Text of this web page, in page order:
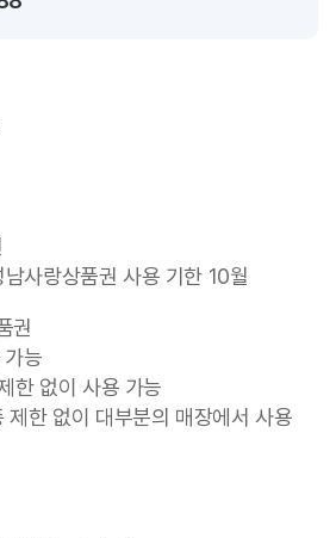
사랑상품권 사용 기한 10월
권
능
한 없이 사용 가능
제한 없이 대부분의 매장에서 사용